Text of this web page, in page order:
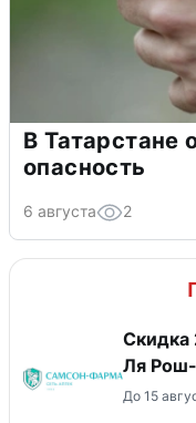
В Татарстане
опасность
6 августа 2
Скидка
Ля
До 15